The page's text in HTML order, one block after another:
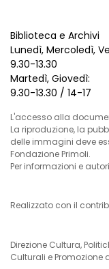
Biblioteca e Archivi
Lunedì, Mercoledì,
9.30-13.30
Martedì, Giovedì:
9.30-13.30 / 14-17
L'accesso alla
La riproduzione, la
delle immagini deve
Fondazione Primoli.
Per informazioni e
Realizzato con il
Direzione Cultura,
Culturali e Promozione